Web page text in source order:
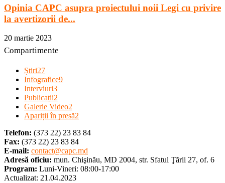
Opinia CAPC asupra proiectului noii Legi cu privire
la avertizorii de...
20 martie 2023
Compartimente
Știri27
Infografice9
Interviuri3
Publicații2
Galerie Video2
Apariții în presă2
Telefon: (373 22) 23 83 84
Fax: (373 22) 23 83 84
E-mail: contact@capc.md
Adresă oficiu: mun. Chişinău, MD 2004, str. Sfatul Ţării 27, of. 6
Program: Luni-Vineri: 08:00-17:00
Actualizat: 21.04.2023